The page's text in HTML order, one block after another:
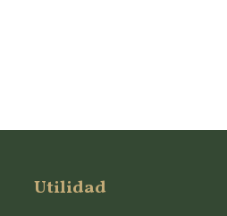
Utilidad